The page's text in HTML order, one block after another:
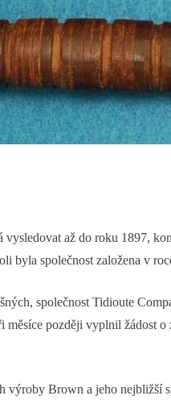
až do roku 1897,
byla společnost založena v
společnost Tidioute
později vyplnil žádost
výroby Brown a jeho nejbližší